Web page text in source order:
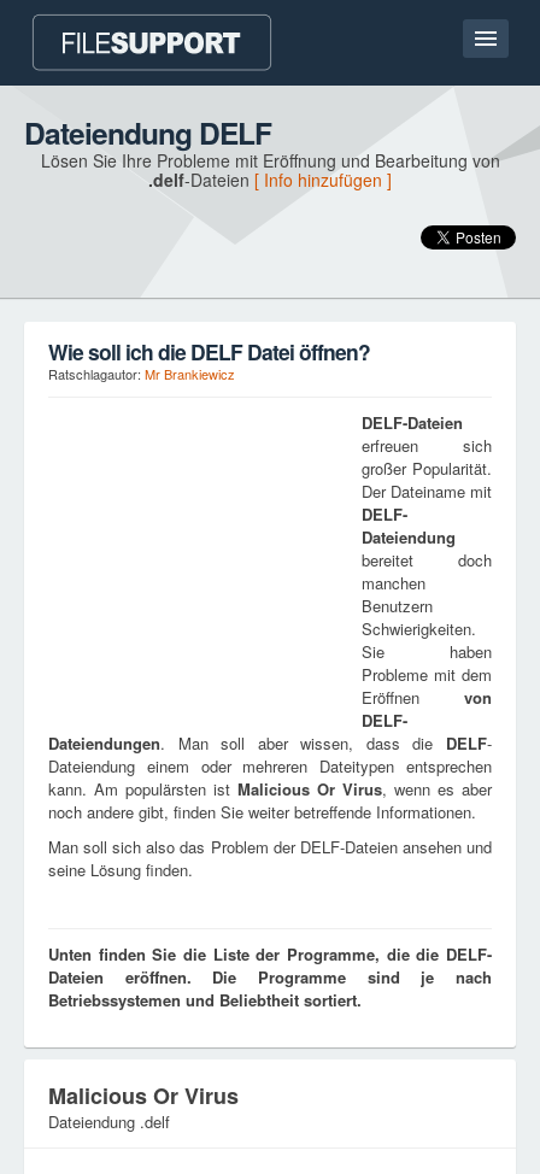
Hauptseite
Kontakt
Dateiendung DELF
Lösen Sie Ihre Probleme mit Eröffnung und Bearbeitung von
.delf-Dateien [ Info hinzufügen ]
Wie soll ich die DELF Datei öffnen?
Ratschlagautor: Mr Brankiewicz
DELF-Dateien
erfreuen sich
großer Popularität.
Der Dateiname mit
DELF-
Dateiendung
bereitet doch
manchen
Benutzern
Schwierigkeiten.
Sie haben
Probleme mit dem
Eröffnen von
DELF-
Dateiendungen. Man soll aber wissen, dass die DELF-
Dateiendung einem oder mehreren Dateitypen entsprechen
kann. Am populärsten ist Malicious Or Virus, wenn es aber
noch andere gibt, finden Sie weiter betreffende Informationen.
Man soll sich also das Problem der DELF-Dateien ansehen und
seine Lösung finden.
Unten finden Sie die Liste der Programme, die die DELF-
Dateien eröffnen. Die Programme sind je nach
Betriebssystemen und Beliebtheit sortiert.
Malicious Or Virus
Dateiendung .delf